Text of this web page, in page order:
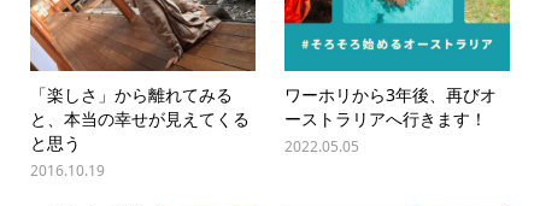
「楽しさ」から離れてみる
と、本当の幸せが見えてくる
と思う
2016.10.19
ワーホリから3年後、再びオ
ーストラリアへ行きます！
2022.05.05